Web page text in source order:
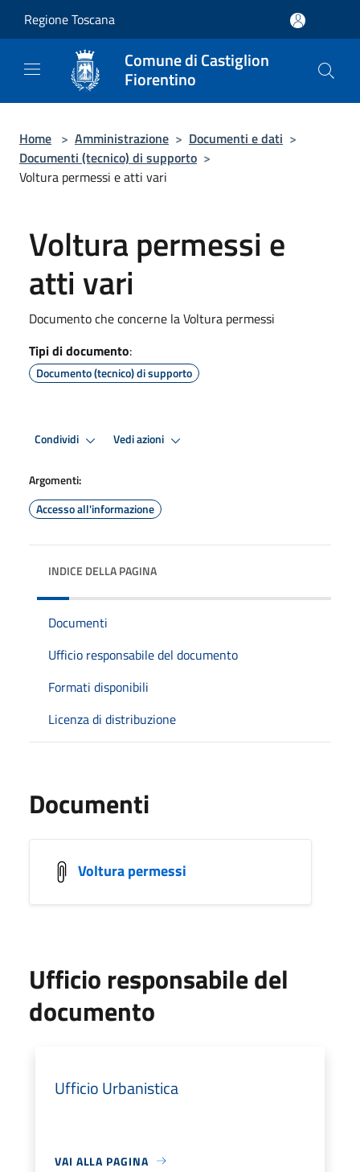
Regione Toscana
Comune di Castiglion
Fiorentino
Home > Amministrazione > Documenti e dati >
Documenti (tecnico) di supporto >
Voltura permessi e atti vari
Voltura permessi e
atti vari
Documento che concerne la Voltura permessi
Tipi di documento:
Documento (tecnico) di supporto
Condividi Vedi azioni
Argomenti:
Accesso all'informazione
INDICE DELLA PAGINA
Documenti
Ufficio responsabile del documento
Formati disponibili
Licenza di distribuzione
Documenti
Voltura permessi
Ufficio responsabile del
documento
Ufficio Urbanistica
VAI ALLA PAGINA